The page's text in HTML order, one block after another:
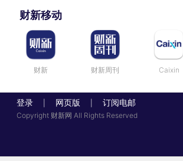
财新移动
财新 财新周刊 Caixin
登录 网页版 订阅电邮
Copyright 财新网 All Rights Reserved